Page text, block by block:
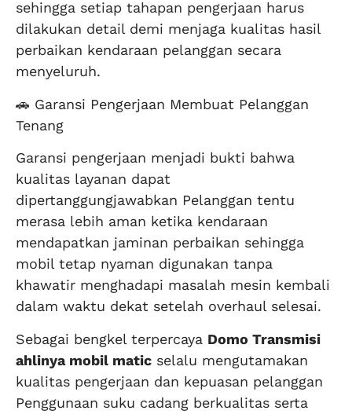
sehingga setiap tahapan pengerjaan harus
dilakukan detail demi menjaga kualitas hasil
perbaikan kendaraan pelanggan secara
menyeluruh.
🚗 Garansi Pengerjaan Membuat Pelanggan
Tenang
Garansi pengerjaan menjadi bukti bahwa
kualitas layanan dapat
dipertanggungjawabkan Pelanggan tentu
merasa lebih aman ketika kendaraan
mendapatkan jaminan perbaikan sehingga
mobil tetap nyaman digunakan tanpa
khawatir menghadapi masalah mesin kembali
dalam waktu dekat setelah overhaul selesai.
Sebagai bengkel terpercaya Domo Transmisi
ahlinya mobil matic selalu mengutamakan
kualitas pengerjaan dan kepuasan pelanggan
Penggunaan suku cadang berkualitas serta